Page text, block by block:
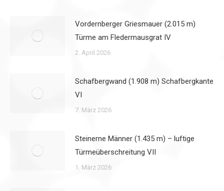
Vordernberger Griesmauer (2.015 m)
Türme am Fledermausgrat IV
2. April 2026
Schafbergwand (1.908 m) Schafbergkante
VI
7. März 2026
Steinerne Männer (1.435 m) – luftige
Türmeüberschreitung VII
1. März 2026